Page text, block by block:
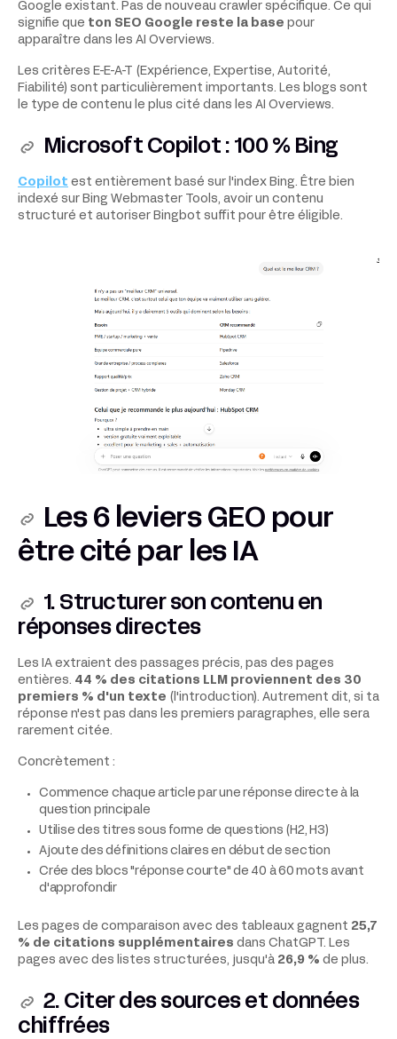
Google existant. Pas de nouveau crawler spécifique. Ce qui
signifie que ton SEO Google reste la base pour
apparaître dans les AI Overviews.
Les critères E-E-A-T (Expérience, Expertise, Autorité,
Fiabilité) sont particulièrement importants. Les blogs sont
le type de contenu le plus cité dans les AI Overviews.
Microsoft Copilot : 100 % Bing
Copilot est entièrement basé sur l'index Bing. Être bien
indexé sur Bing Webmaster Tools, avoir un contenu
structuré et autoriser Bingbot suffit pour être éligible.
Les 6 leviers GEO pour
être cité par les IA
1. Structurer son contenu en
réponses directes
Les IA extraient des passages précis, pas des pages
entières. 44 % des citations LLM proviennent des 30
premiers % d'un texte (l'introduction). Autrement dit, si ta
réponse n'est pas dans les premiers paragraphes, elle sera
rarement citée.
Concrètement :
Commence chaque article par une réponse directe à la
question principale
Utilise des titres sous forme de questions (H2, H3)
Ajoute des définitions claires en début de section
Crée des blocs "réponse courte" de 40 à 60 mots avant
d'approfondir
Les pages de comparaison avec des tableaux gagnent 25,7
% de citations supplémentaires dans ChatGPT. Les
pages avec des listes structurées, jusqu'à 26,9 % de plus.
2. Citer des sources et données
chiffrées